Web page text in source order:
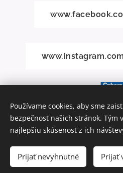
Do
Vytvorené službou
Používame cookies, aby sme
bezpečnosť našich stránok. Tým
najlepšiu skúsenosť z ich
Prijať nevyhnutné Prijať